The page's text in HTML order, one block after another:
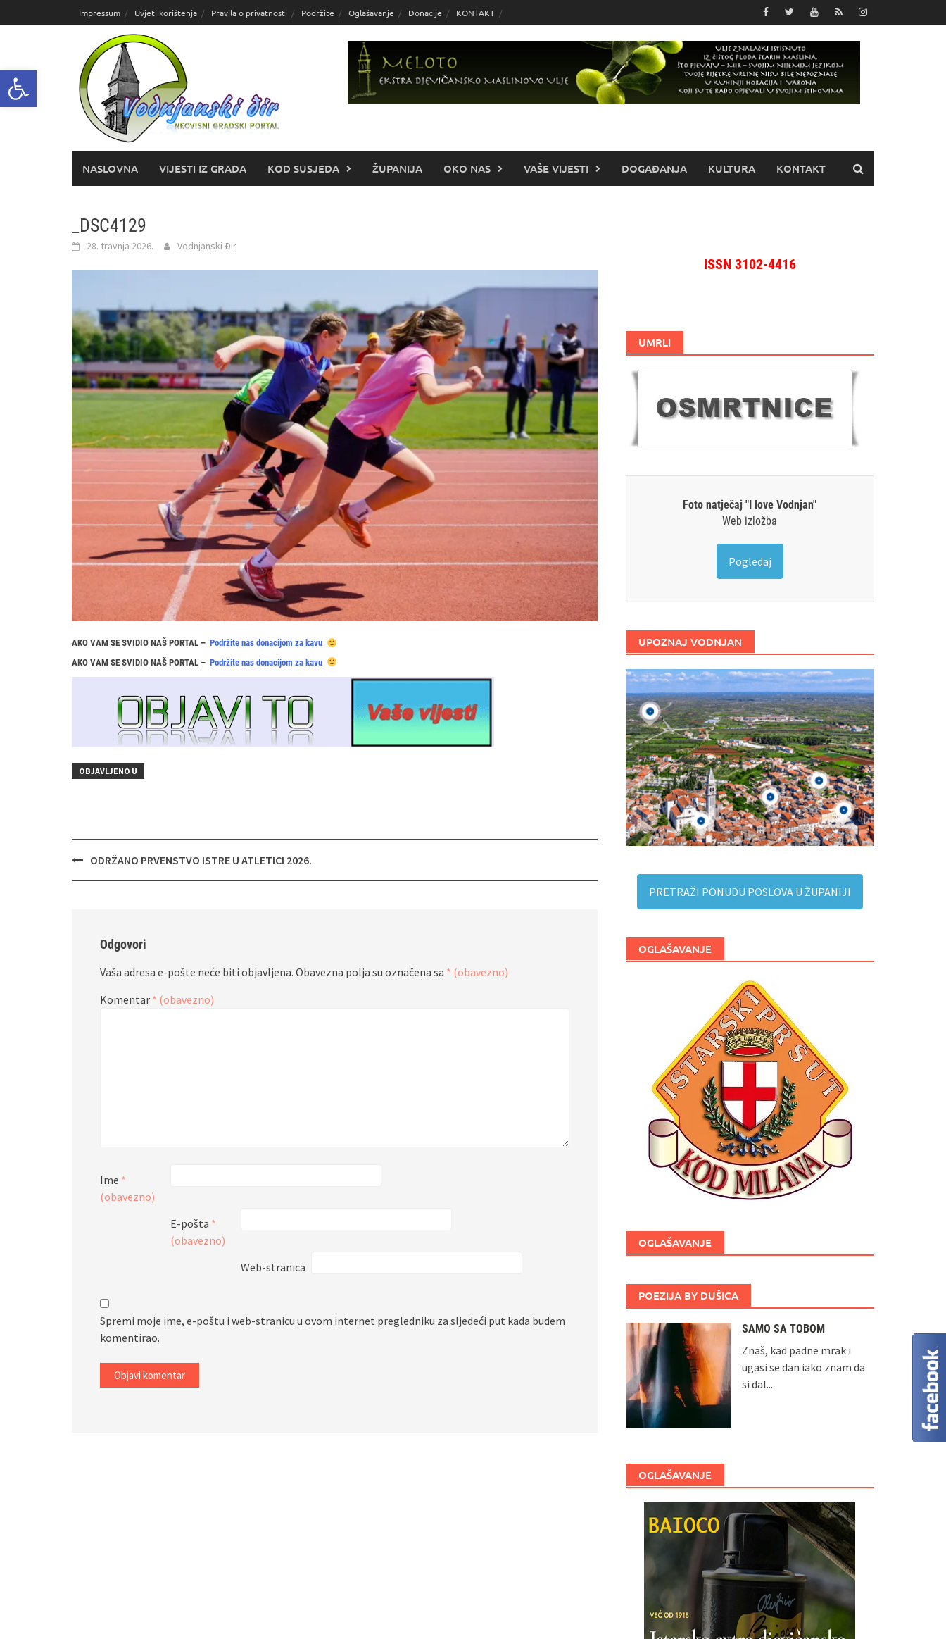
Open toolbar
do
Impressum Uvjeti korištenja Pravila o privatnosti Podržite Oglašavanje Donacije KONTAKT
NASLOVNA VIJESTI IZ GRADA KOD SUSJEDA ŽUPANIJA OKO NAS VAŠE VIJESTI DOGAĐANJA KULTURA KONTAKT
_DSC4129
28. travnja 2026. Vodnjanski Đir
AKO VAM SE SVIDIO NAŠ PORTAL – Podržite nas donacijom za kavu
AKO VAM SE SVIDIO NAŠ PORTAL – Podržite nas donacijom za kavu
OBJAVLJENO U
Navigacija
ODRŽANO PRVENSTVO ISTRE U ATLETICI 2026.
Odgovori
Vaša adresa e-pošte neće biti objavljena. Obavezna polja su označena sa * (obavezno)
Komentar * (obavezno)
Ime *
(obavezno)
E-pošta *
(obavezno)
Web-stranica
Spremi moje ime, e-poštu i web-stranicu u ovom internet pregledniku za sljedeći put kada budem
komentirao.
ISSN 3102-4416
UMRLI
Foto natječaj "I love Vodnjan"
Web izložba
Pogledaj
UPOZNAJ VODNJAN
PRETRAŽI PONUDU POSLOVA U ŽUPANIJI
OGLAŠAVANJE
OGLAŠAVANJE
POEZIJA BY DUŠICA
SAMO SA TOBOM
Znaš, kad padne mrak i
ugasi se dan iako znam da
si dal...
OGLAŠAVANJE